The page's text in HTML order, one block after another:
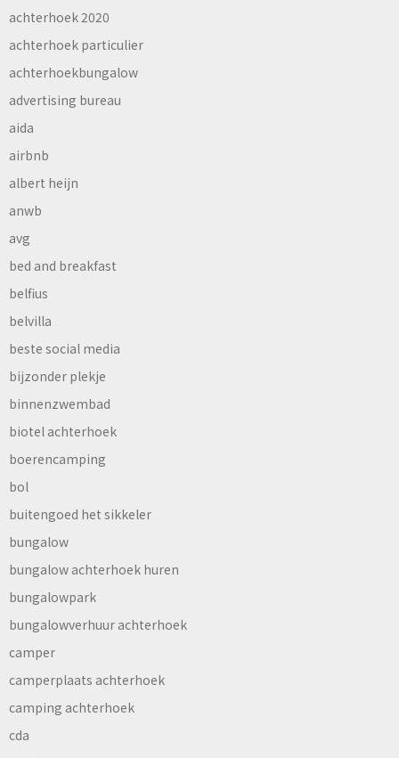
achterhoek 2020
achterhoek particulier
achterhoekbungalow
advertising bureau
aida
airbnb
albert heijn
anwb
avg
bed and breakfast
belfius
belvilla
beste social media
bijzonder plekje
binnenzwembad
biotel achterhoek
boerencamping
bol
buitengoed het sikkeler
bungalow
bungalow achterhoek huren
bungalowpark
bungalowverhuur achterhoek
camper
camperplaats achterhoek
camping achterhoek
cda